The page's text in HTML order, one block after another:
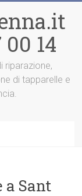
14
riparazione,
di tapparelle e
Sant